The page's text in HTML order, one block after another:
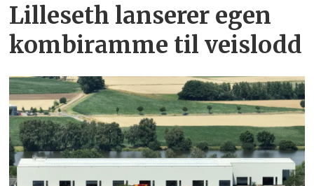
Lilleseth lanserer egen
kombi­ramme til veislodd